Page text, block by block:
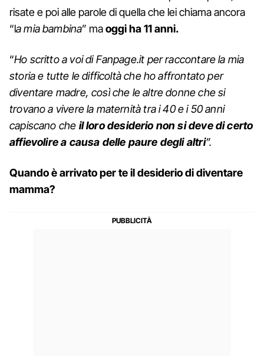
risate e poi alle parole di quella che lei chiama ancora
“la mia bambina” maoggi ha 11 anni.
“Ho scritto a voi di Fanpage.it per raccontare la mia
storia e tutte le difficoltà che ho affrontato per
diventare madre, così che le altre donne che si
trovano a vivere la maternità tra i 40 e i 50 anni
capiscano che il loro desiderio non si deve di certo
affievolire a causa delle paure degli altri”.
Quando è arrivato per te il desiderio di diventare
mamma?